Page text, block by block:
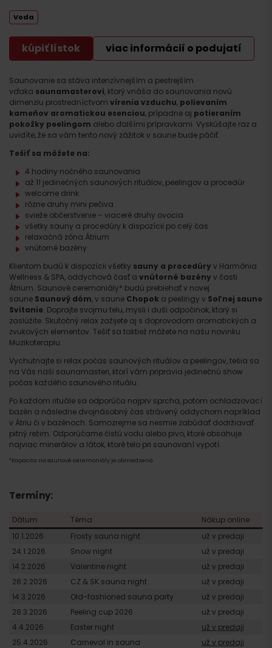
Saunovanie sa stáva intenzívnejším a pestrejším
vďaka saunamasterovi, ktorý vnáša do saunovania novú
dimenziu prostredníctvom vírenia vzduchu, polievaním
kameňov aromatickou esenciou, prípadne aj potieraním
pokožky peelingom alebo ďalšími prípravkami. Vyskúšajte raz a
uvidíte, že sa vám tento nový zážitok v saune bude páčiť.
Tešiť sa môžete na:
4 hodiny nočného saunovania
až 11 jedinečných saunových rituálov, peelingov a procedúr
welcome drink
rôzne druhy mini pečiva
svieže občerstvenie – viaceré druhy ovocia
všetky sauny a procedúry k dispozícii po celý čas
relaxačná zóna Átrium
vnútorné bazény
Klientom budú k dispozícii všetky sauny a procedúry v Harmónia
Wellness & SPA, oddychová časť a vnútorné bazény v časti
Átrium. Saunové ceremoniály* budú prebiehať v novej
saune Saunový dóm, v saune Chopok a peelingy v Soľnej saune
Svitanie. Doprajte svojmu telu, mysli i duši odpočinok, ktorý si
zaslúžite. Skutočný relax zažijete aj s doprovodom aromatických a
zvukových elementov. Tešiť sa taktiež môžete na našu novinku
Muzikoterapiu.
Vychutnajte si relax počas saunových rituálov a peelingov, tešia sa
na Vás naši saunamasteri, ktorí vám pripravia jedinečnú show
počas každého saunového rituálu.
Po každom rituále sa odporúča najprv sprcha, potom ochladzovací
bazén a následne dvojnásobný čas strávený oddychom napríklad
v Átriu či v bazénoch. Samozrejme sa nesmie zabúdať dodržiavať
pitný režim. Odporúčame čistú vodu alebo pivo, ktoré obsahuje
najviac minerálov a látok, ktoré telo pri saunovaní vypotí.
*Kapacita na saunové ceremoniály je obmedzená
Termíny:
Dátum Téma
Nákup online
10.1.2026
Frosty sauna night
už v predaji
24.1.2026
Snow night
už v predaji
14.2.2026
Valentine night
už v predaji
28.2.2026
CZ & SK sauna night
už v predaji
14.3.2026
Old-fashioned sauna party
už v predaji
28.3.2026
Peeling cup 2026
už v predaji
4.4.2026
Easter night už v predaji
25.4.2026
Carneval in sauna už v predaji
Voda
kúpiť lístok viac informácií o podujatí